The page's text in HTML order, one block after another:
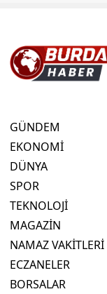
GÜNDEM
EKONOMİ
DÜNYA
SPOR
TEKNOLOJİ
MAGAZİN
NAMAZ VAKİTLERİ
ECZANELER
BORSALAR